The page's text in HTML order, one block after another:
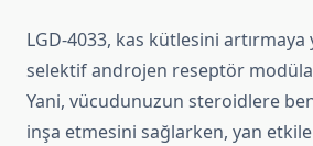
LGD-4033, kas kütlesini artırmaya
selektif androjen reseptör
Yani, vücudunuzun steroidlere
inşa etmesini sağlarken, yan